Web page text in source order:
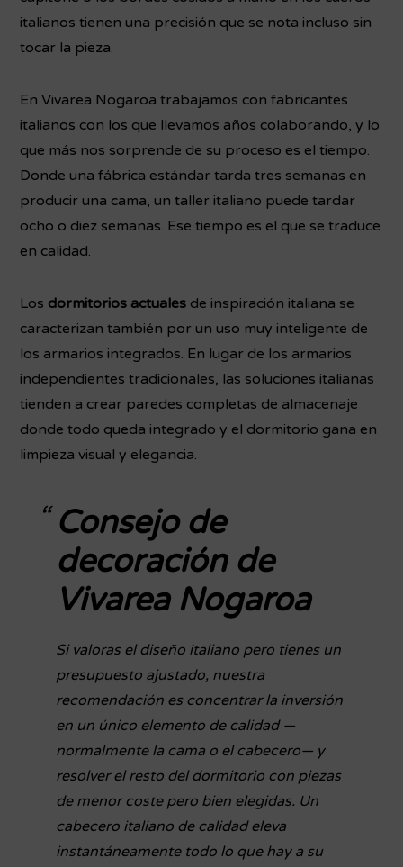
italianos tienen una precisión que se nota incluso sin
tocar la pieza.
En Vivarea Nogaroa trabajamos con fabricantes
italianos con los que llevamos años colaborando, y lo
que más nos sorprende de su proceso es el tiempo.
Donde una fábrica estándar tarda tres semanas en
producir una cama, un taller italiano puede tardar
ocho o diez semanas. Ese tiempo es el que se traduce
en calidad.
Los dormitorios actuales de inspiración italiana se
caracterizan también por un uso muy inteligente de
los armarios integrados. En lugar de los armarios
independientes tradicionales, las soluciones italianas
tienden a crear paredes completas de almacenaje
donde todo queda integrado y el dormitorio gana en
limpieza visual y elegancia.
Consejo de
decoración de
Vivarea Nogaroa
Si valoras el diseño italiano pero tienes un
presupuesto ajustado, nuestra
recomendación es concentrar la inversión
en un único elemento de calidad —
normalmente la cama o el cabecero— y
resolver el resto del dormitorio con piezas
de menor coste pero bien elegidas. Un
cabecero italiano de calidad eleva
instantáneamente todo lo que hay a su